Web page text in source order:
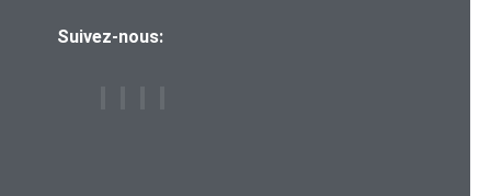
Suivez-nous: